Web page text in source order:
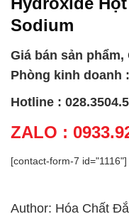
Sodium
Giá bán sản
Phòng kinh doanh :
Hotline :
ZALO :
[contact-form-7 id="1116"]
Author: Hóa Chất